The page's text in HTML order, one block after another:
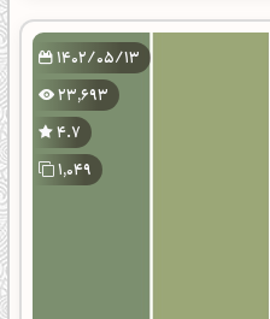
1402/05/13
23,693
4.7
1,049